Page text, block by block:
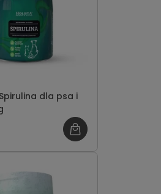
Spirulina dla psa i